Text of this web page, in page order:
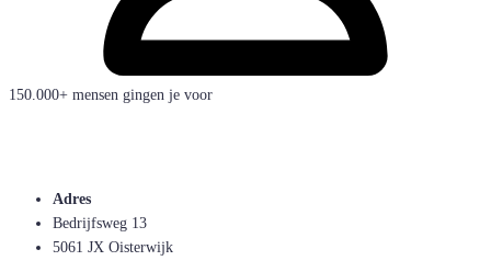
150.000+ mensen gingen je voor
Adres
Bedrijfsweg 13
5061 JX Oisterwijk